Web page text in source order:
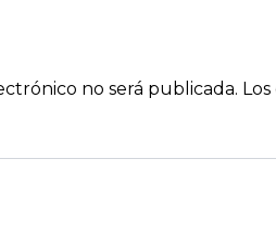
no será publicada.